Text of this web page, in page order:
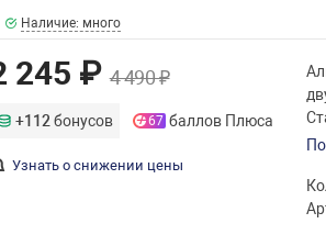
Наличие: много
245 ₽ 4 490 ₽
+112бонусов 67 баллов Плюса
Узнать о снижении цены